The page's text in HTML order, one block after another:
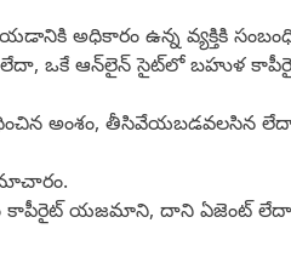
అధికారం ఉన్న వ్యక్తికి
లేదా, ఒకే ఆన్‌లైన్ సైట్‌లో బహుళ
అంశం,
యజమాని, దాని ఏజెంట్ లేదా